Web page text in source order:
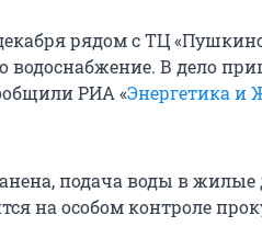
рядом с ТЦ
водоснабжение. В дело
РИА «Энергетика и
подача воды в жилые
на особом контроле